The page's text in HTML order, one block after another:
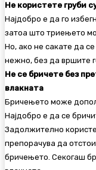
Не користете груби
Најдобро е да го
затоа што триењето
Но, ако не сакате да
нежно, без да вршите
Не се бричете без
влакната
Бричењето може
Најдобро е да се
Задолжително
препорачува да
бричењето. Секогаш